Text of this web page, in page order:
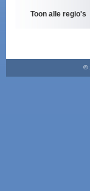
Toon alle regio's
©